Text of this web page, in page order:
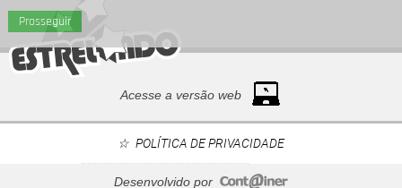
Prosseguir
Acesse a versão web
POLÍTICA DE PRIVACIDADE
Desenvolvido por